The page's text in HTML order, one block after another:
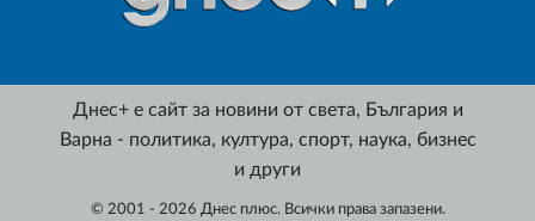
Днес+ е сайт за новини от света, България и
Варна - политика, култура, спорт, наука, бизнес
и други
© 2001 - 2026 Днес плюс. Всички права запазени.